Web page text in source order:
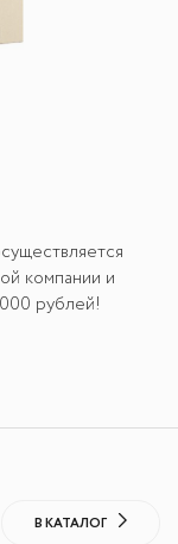
компании и
рублей!
В КАТАЛОГ